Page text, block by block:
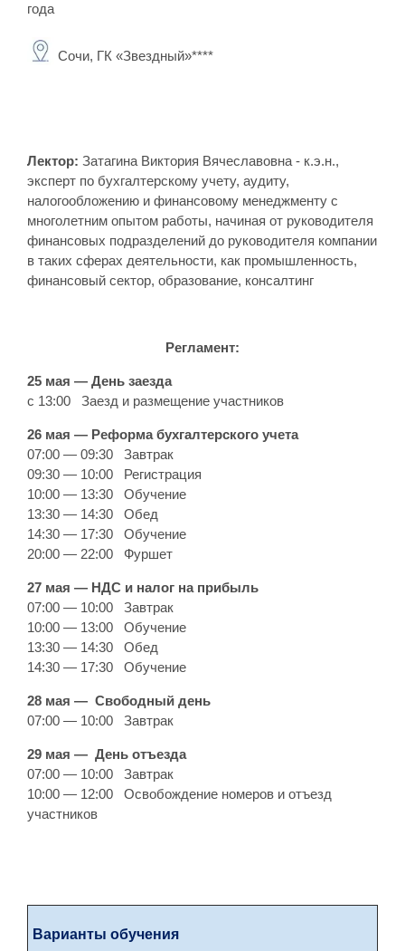
года
Сочи, ГК «Звездный»****
Лектор: Затагина Виктория Вячеславовна - к.э.н.,
эксперт по бухгалтерскому учету, аудиту,
налогообложению и финансовому менеджменту с
многолетним опытом работы, начиная от руководителя
финансовых подразделений до руководителя компании
в таких сферах деятельности, как промышленность,
финансовый сектор, образование, консалтинг
Регламент:
25 мая — День заезда
с 13:00 Заезд и размещение участников
26 мая — Реформа бухгалтерского учета
07:00 — 09:30 Завтрак
09:30 — 10:00 Регистрация
10:00 — 13:30 Обучение
13:30 — 14:30 Обед
14:30 — 17:30 Обучение
20:00 — 22:00 Фуршет
27 мая — НДС и налог на прибыль
07:00 — 10:00 Завтрак
10:00 — 13:00 Обучение
13:30 — 14:30 Обед
14:30 — 17:30 Обучение
28 мая — Свободный день
07:00 — 10:00 Завтрак
29 мая — День отъезда
07:00 — 10:00 Завтрак
10:00 — 12:00 Освобождение номеров и отъезд
участников
Варианты обучения